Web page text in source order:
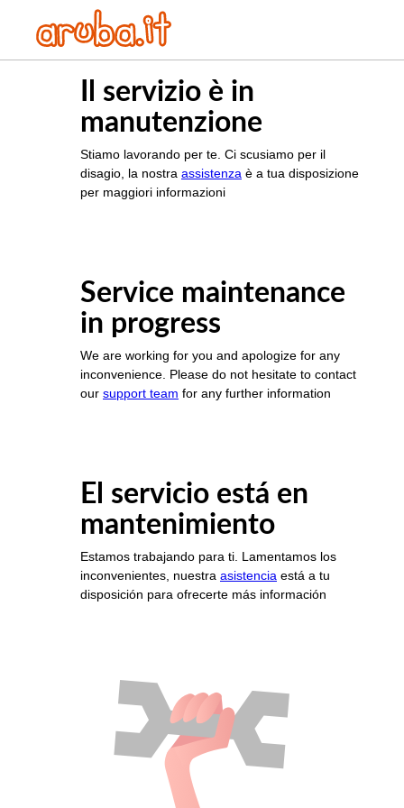
Il servizio è in
manutenzione
Stiamo lavorando per te. Ci scusiamo per il
disagio, la nostra assistenza è a tua disposizione
per maggiori informazioni
Service maintenance
in progress
We are working for you and apologize for any
inconvenience. Please do not hesitate to contact
our support team for any further information
El servicio está en
mantenimiento
Estamos trabajando para ti. Lamentamos los
inconvenientes, nuestra asistencia está a tu
disposición para ofrecerte más información